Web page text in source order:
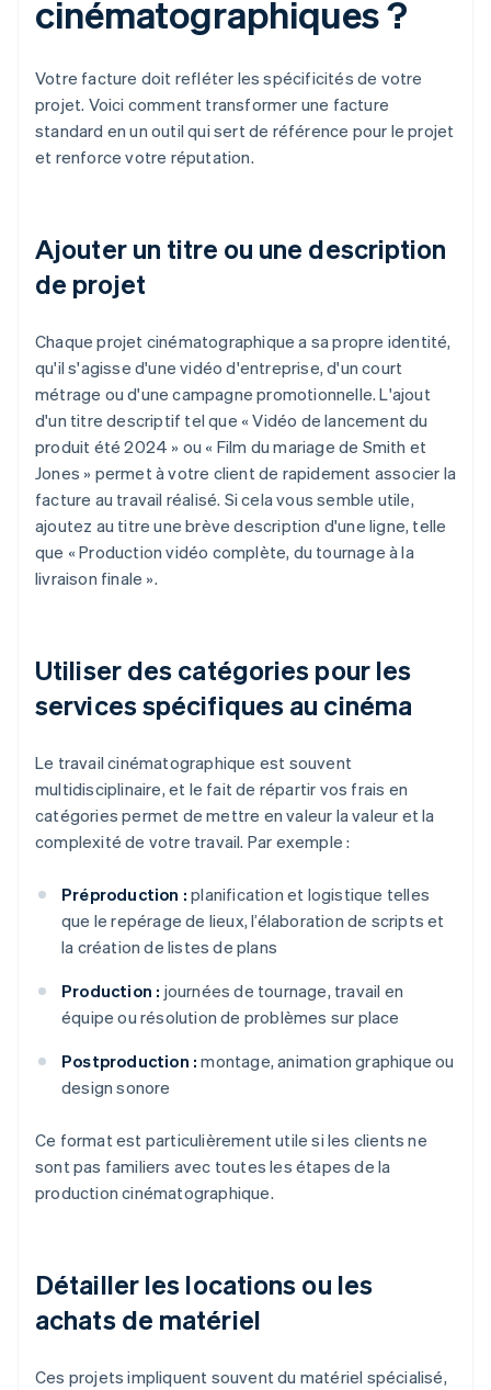
cinématographiques ?
Votre facture doit refléter les spécificités de votre
projet. Voici comment transformer une facture
standard en un outil qui sert de référence pour le projet
et renforce votre réputation.
Ajouter un titre ou une description
de projet
Chaque projet cinématographique a sa propre identité,
qu'il s'agisse d'une vidéo d'entreprise, d'un court
métrage ou d'une campagne promotionnelle. L'ajout
d'un titre descriptif tel que « Vidéo de lancement du
produit été 2024 » ou « Film du mariage de Smith et
Jones » permet à votre client de rapidement associer la
facture au travail réalisé. Si cela vous semble utile,
ajoutez au titre une brève description d'une ligne, telle
que « Production vidéo complète, du tournage à la
livraison finale ».
Utiliser des catégories pour les
services spécifiques au cinéma
Le travail cinématographique est souvent
multidisciplinaire, et le fait de répartir vos frais en
catégories permet de mettre en valeur la valeur et la
complexité de votre travail. Par exemple :
Préproduction : planification et logistique telles
que le repérage de lieux, l’élaboration de scripts et
la création de listes de plans
Production : journées de tournage, travail en
équipe ou résolution de problèmes sur place
Postproduction : montage, animation graphique ou
design sonore
Ce format est particulièrement utile si les clients ne
sont pas familiers avec toutes les étapes de la
production cinématographique.
Détailler les locations ou les
achats de matériel
Ces projets impliquent souvent du matériel spécialisé,